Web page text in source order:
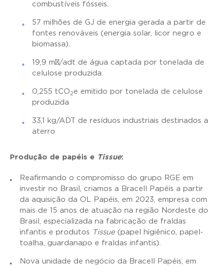
combustíveis fósseis.
57 milhões de GJ de energia gerada a partir de
fontes renováveis (energia solar, licor negro e
biomassa).
19,9 m³/adt de água captada por tonelada de
celulose produzida.
0,255 tCO 2 e emitido por tonelada de celulose
produzida
33,1 kg/ADT de resíduos industriais destinados a
aterro
Produção de papéis e Tissue:
Reafirmando o compromisso do grupo RGE em
investir no Brasil, criamos a Bracell Papéis a partir
da aquisição da OL Papéis, em 2023, empresa com
mais de 15 anos de atuação na região Nordeste do
Brasil, especializada na fabricação de fraldas
infantis e produtos
Tissue (papel higiênico, papel-
toalha, guardanapo e fraldas infantis).
Nova unidade de negócio da Bracell Papéis, em